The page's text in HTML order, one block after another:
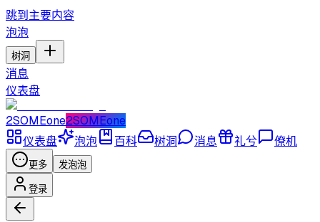
跳到主要内容
泡泡
树洞
消息
仪表盘
2SOMEone2SOMEone
仪表盘
泡泡 百科 树洞 消息 礼兮 僚机
更多 发泡泡
登录